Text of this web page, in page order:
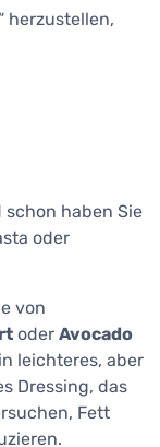
herzustellen,
schon haben Sie
oder
von
oder Avocado
leichteres, aber
Dressing, das
Fett